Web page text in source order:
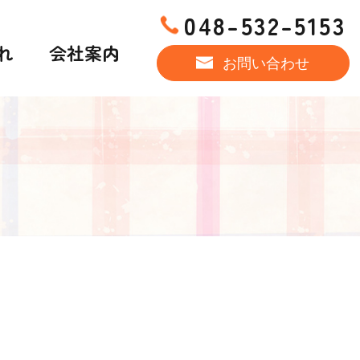
会社案内
048-532-5153
お問い合わせ